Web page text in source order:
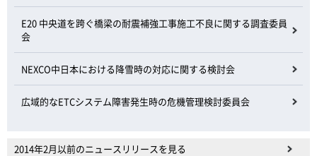
E20 中央道を跨ぐ橋梁の耐震補強工事施工不良に関する調査委員
会
NEXCO中日本における降雪時の対応に関する検討会
広域的なETCシステム障害発生時の危機管理検討委員会
2014年2月以前のニュースリリースを見る